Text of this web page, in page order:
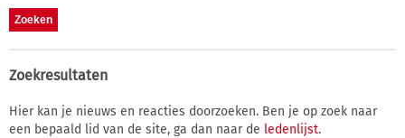
Zoekresultaten
Hier kan je nieuws en reacties doorzoeken. Ben je op zoek naar
een bepaald lid van de site, ga dan naar de ledenlijst.